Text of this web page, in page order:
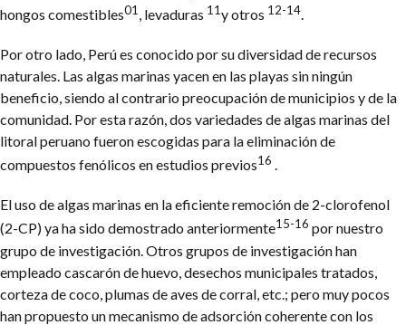
hongos comestibles01 , levaduras 11y otros 12-14.
Por otro lado, Perú es conocido por su diversidad de recursos
naturales. Las algas marinas yacen en las playas sin ningún
beneficio, siendo al contrario preocupación de municipios y de la
comunidad. Por esta razón, dos variedades de algas marinas del
litoral peruano fueron escogidas para la eliminación de
compuestos fenólicos en estudios previos16 .
El uso de algas marinas en la eficiente remoción de 2-clorofenol
(2-CP) ya ha sido demostrado anteriormente15-16 por nuestro
grupo de investigación. Otros grupos de investigación han
empleado cascarón de huevo, desechos municipales tratados,
corteza de coco, plumas de aves de corral, etc.; pero muy pocos
han propuesto un mecanismo de adsorción coherente con los